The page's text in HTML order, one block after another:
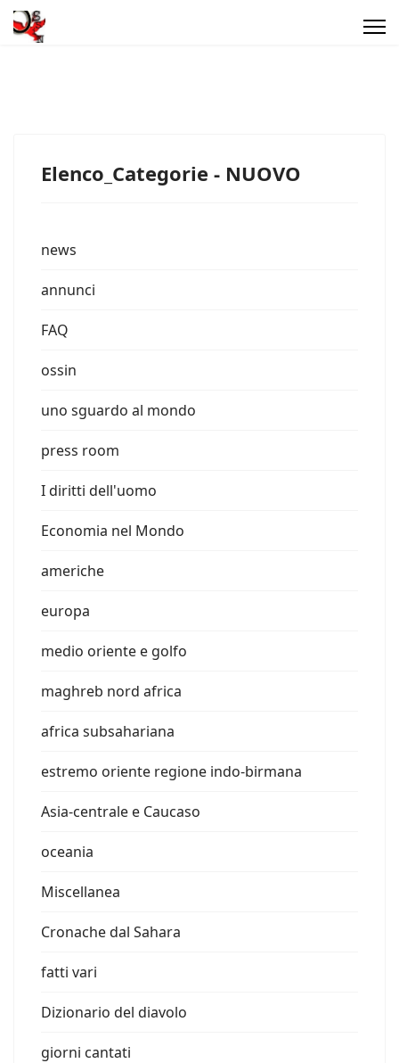
Elenco_Categorie - NUOVO
news
annunci
FAQ
ossin
uno sguardo al mondo
press room
I diritti dell'uomo
Economia nel Mondo
americhe
europa
medio oriente e golfo
maghreb nord africa
africa subsahariana
estremo oriente regione indo-birmana
Asia-centrale e Caucaso
oceania
Miscellanea
Cronache dal Sahara
fatti vari
Dizionario del diavolo
giorni cantati